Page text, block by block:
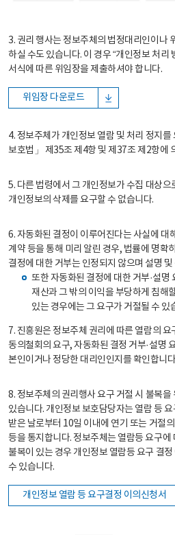
3. 권리 행사는 정보주체의 법정대리인이나
하실 수도 있습니다. 이 경우 “개인정보 처리
서식에 따른 위임장을 제출하셔야 합니다.
위임장 다운로드
4. 정보주체가 개인정보 열람 및 처리 정지
보호법」 제35조 제4항 및 제37조 제2항에
5. 다른 법령에서 그 개인정보가 수집 대상
개인정보의 삭제를 요구할 수 없습니다.
6. 자동화된 결정이 이루어진다는 사실에 대
계약 등을 통해 미리 알린 경우, 법률에 명확
결정에 대한 거부는 인정되지 않으며 설명
또한 자동화된 결정에 대한 거부·설명
재산과 그 밖의 이익을 부당하게 침해
있는 경우에는 그 요구가 거절될 수 있
7. 진흥원은 정보주체 권리에 따른 열람의 요
동의철회의 요구, 자동화된 결정 거부·설명
본인이거나 정당한 대리인인지를 확인합니
8. 정보주체의 권리행사 요구 거절 시 불복을
있습니다. 개인정보 보호담당자는 열람 등
받은 날로부터 10일 이내에 연기 또는 거절
등을 통지합니다. 정보주체는 열람등 요구에
불복이 있는 경우 개인정보 열람등 요구 결
수 있습니다.
개인정보 열람 등 요구결정 이의신청서